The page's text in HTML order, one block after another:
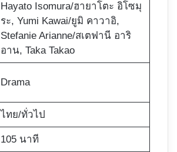
Hayato Isomura/ฮายาโตะ อิโซมุ
ระ, Yumi Kawai/ยูมิ คาวาอิ,
Stefanie Arianne/สเตฟานี อาริ
อาน, Taka Takao
Drama
ไทย/ทั่วไป
105 นาที